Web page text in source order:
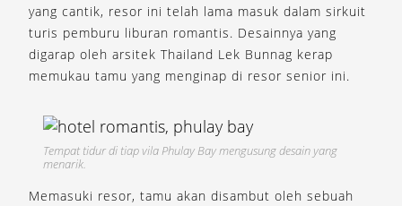
yang cantik, resor ini telah lama masuk dalam sirkuit
turis pemburu liburan romantis. Desainnya yang
digarap oleh arsitek Thailand Lek Bunnag kerap
memukau tamu yang menginap di resor senior ini.
Tempat tidur di tiap vila Phulay Bay mengusung desain yang
menarik.
Memasuki resor, tamu akan disambut oleh sebuah